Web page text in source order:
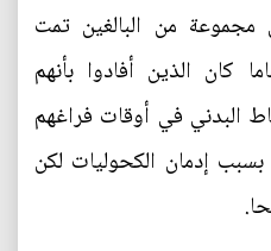
من البالغين تمت
على مدى 20 عاما كان الذين أفادوا بأنهم
البدني في أوقات فراغهم
إدمان الكحوليات لكن